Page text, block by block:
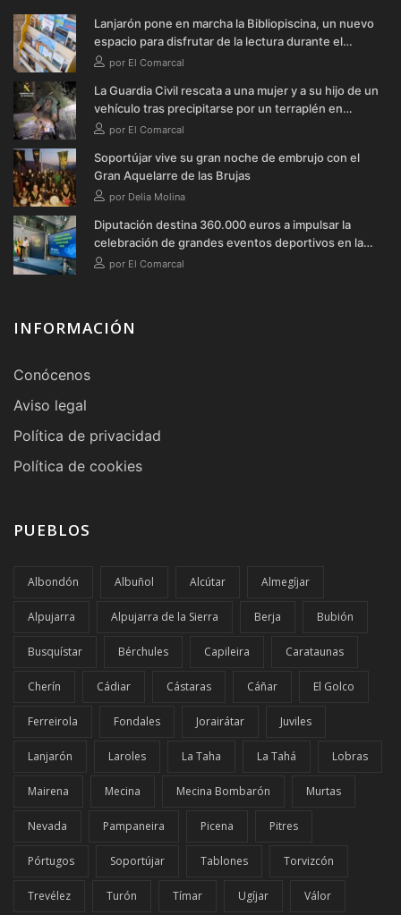
Lanjarón pone en marcha la Bibliopiscina, un nuevo
espacio para disfrutar de la lectura durante el
verano
por El Comarcal
La Guardia Civil rescata a una mujer y a su hijo de un
vehículo tras precipitarse por un terraplén en
Soportújar
por El Comarcal
Soportújar vive su gran noche de embrujo con el
Gran Aquelarre de las Brujas
por Delia Molina
Diputación destina 360.000 euros a impulsar la
celebración de grandes eventos deportivos en la
provincia durante 2026
por El Comarcal
INFORMACIÓN
Conócenos
Aviso legal
Política de privacidad
Política de cookies
PUEBLOS
Albondón Albuñol Alcútar Almegíjar
Alpujarra Alpujarra de la Sierra Berja Bubión
Busquístar Bérchules Capileira Carataunas
Cherín Cádiar Cástaras Cáñar El Golco
Ferreirola Fondales Jorairátar Juviles
Lanjarón Laroles La Taha La Tahá Lobras
Mairena Mecina Mecina Bombarón Murtas
Nevada Pampaneira Picena Pitres
Pórtugos Soportújar Tablones Torvizcón
Trevélez Turón Tímar Ugíjar Válor